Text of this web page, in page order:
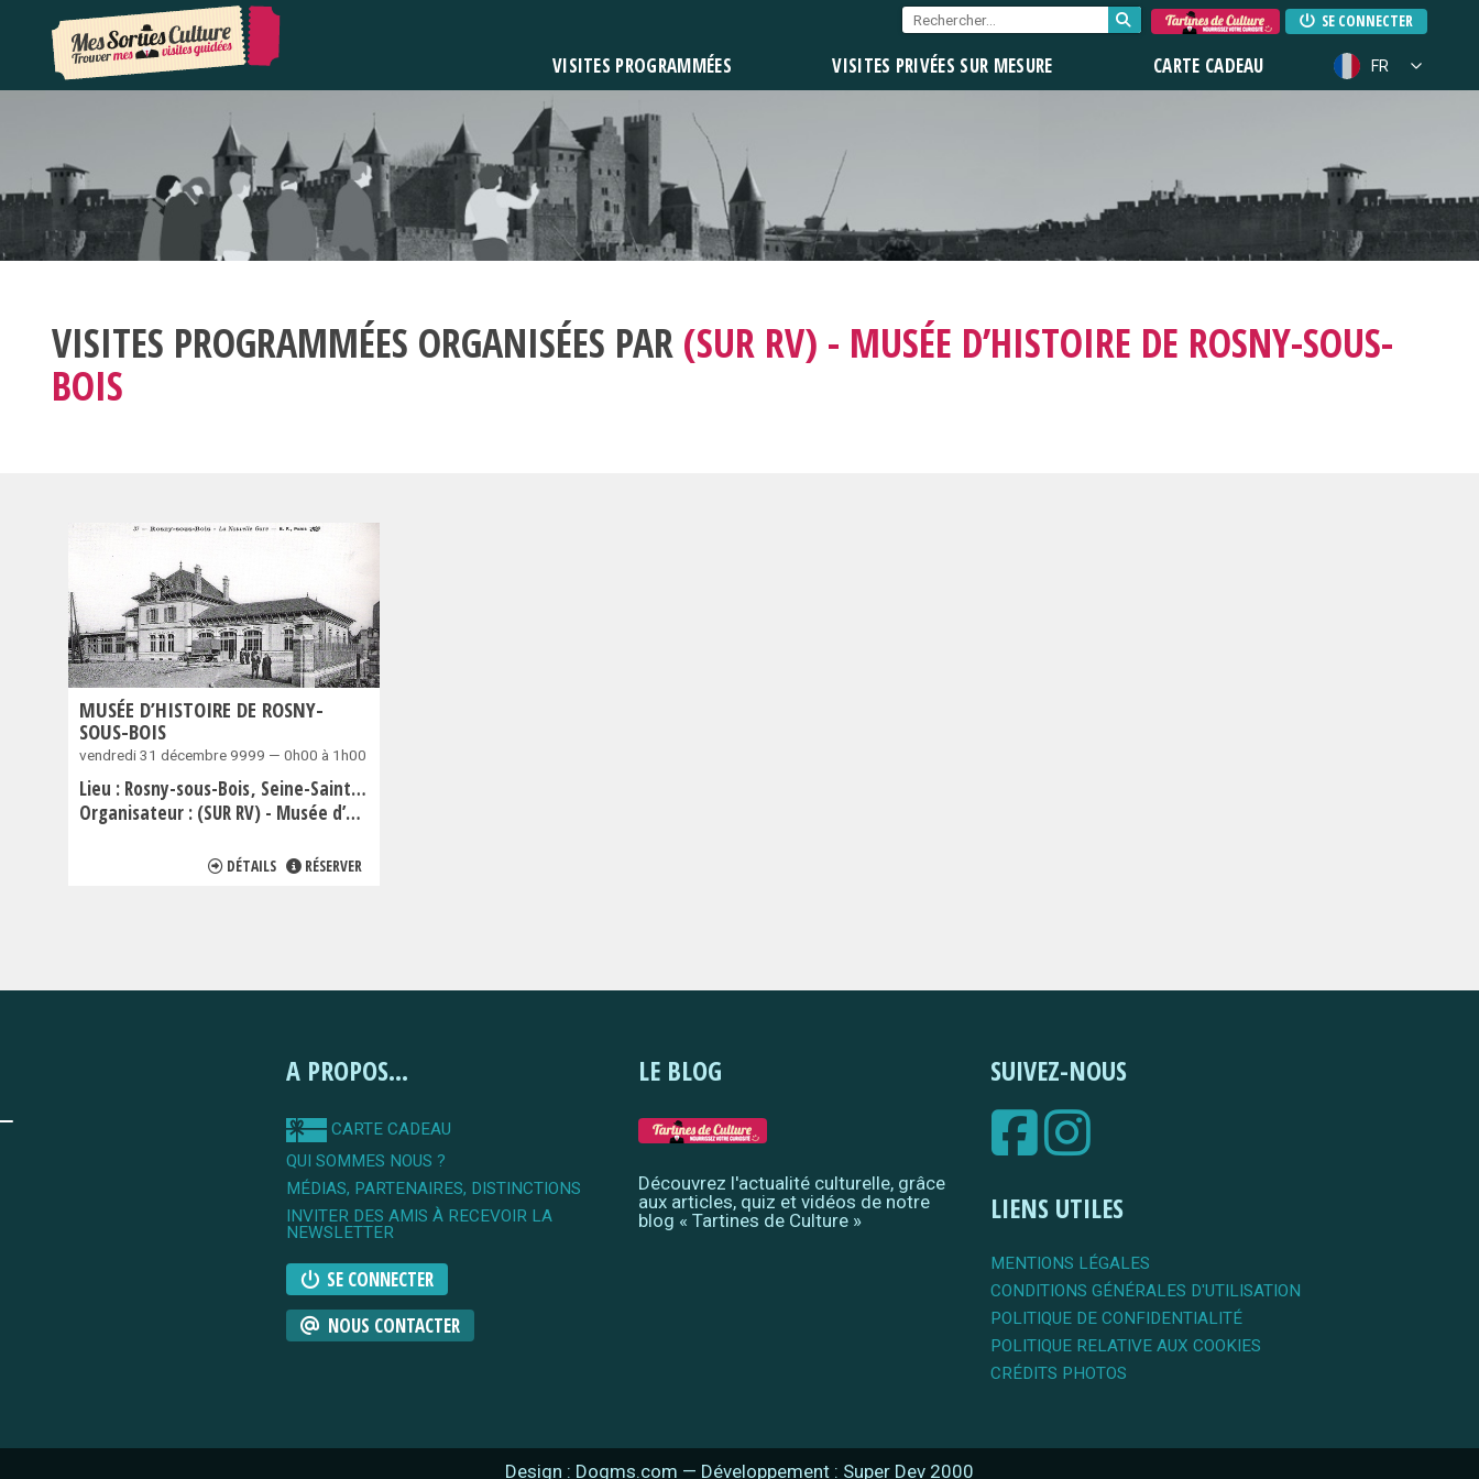
SE CONNECTER
VISITES PROGRAMMÉES VISITES PRIVÉES SUR MESURE CARTE CADEAU FR
VISITES PROGRAMMÉES ORGANISÉES PAR (SUR RV) - MUSÉE D’HISTOIRE DE ROSNY-SOUS-
BOIS
MUSÉE D’HISTOIRE DE ROSNY-
SOUS-BOIS
vendredi 31 décembre 9999 — 0h00 à 1h00
Lieu : Rosny-sous-Bois Seine-Saint-Denis
Organisateur : (SUR RV) - Musée d’Histoire de Rosny-sous-Bois
DÉTAILS RÉSERVER
A PROPOS...
CARTE CADEAU
QUI SOMMES NOUS ?
MÉDIAS, PARTENAIRES, DISTINCTIONS
INVITER DES AMIS À RECEVOIR LA
NEWSLETTER
SE CONNECTER
NOUS CONTACTER
LE BLOG
Découvrez l'actualité culturelle, grâce
aux articles, quiz et vidéos de notre
blog « Tartines de Culture »
SUIVEZ-NOUS
LIENS UTILES
MENTIONS LÉGALES
CONDITIONS GÉNÉRALES D'UTILISATION
POLITIQUE DE CONFIDENTIALITÉ
POLITIQUE RELATIVE AUX COOKIES
CRÉDITS PHOTOS
Design : Dogms.com — Développement : Super Dev 2000